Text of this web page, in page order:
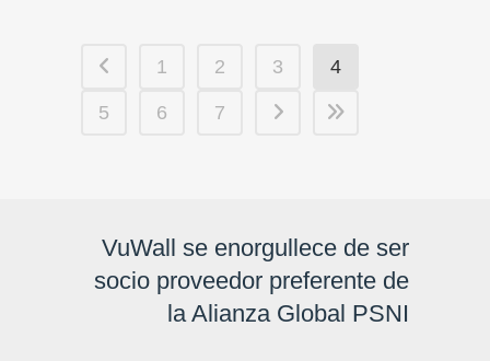
1 2 3 4
5 6 7
VuWall se enorgullece de ser
socio proveedor preferente de
la Alianza Global PSNI